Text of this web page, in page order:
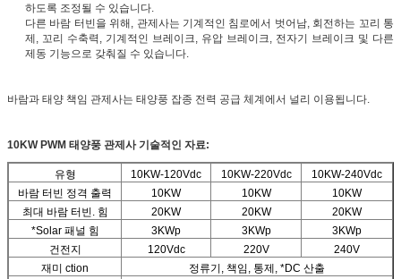
하도록 조정될 수 있습니다.
다른 바람 터빈을 위해, 관제사는 기계적인 침로에서 벗어남, 회전하는 꼬리 통
제, 꼬리 수축력, 기계적인 브레이크, 유압 브레이크, 전자기 브레이크 및 다른
제동 기능으로 갖춰질 수 있습니다.
바람과 태양 책임 관제사는 태양풍 잡종 전력 공급 체계에서 널리 이용됩니다.
10KW PWM 태양풍 관제사 기술적인 자료:
유형 10KW-120Vdc 10KW-220Vdc
10KW-240Vdc
바람 터빈 정격 출력
10KW 10KW
10KW
최대 바람 터빈. 힘
20KW 20KW
20KW
*Solar 패널 힘
3KWp 3KWp
3KWp
건전지
120Vdc 220V
240V
재미 ction
정류기, 책임, 통제, *DC 산출